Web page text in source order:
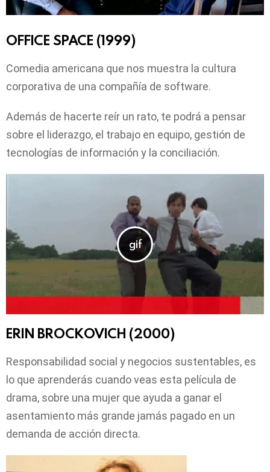
OFFICE SPACE (1999)
Comedia americana que nos muestra la cultura
corporativa de una compañía de software.
Además de hacerte reír un rato, te podrá a pensar
sobre el liderazgo, el trabajo en equipo, gestión de
tecnologías de información y la conciliación.
ERIN BROCKOVICH (2000)
Responsabilidad social y negocios sustentables, es
lo que aprenderás cuando veas esta película de
drama, sobre una mujer que ayuda a ganar el
asentamiento más grande jamás pagado en un
demanda de acción directa.